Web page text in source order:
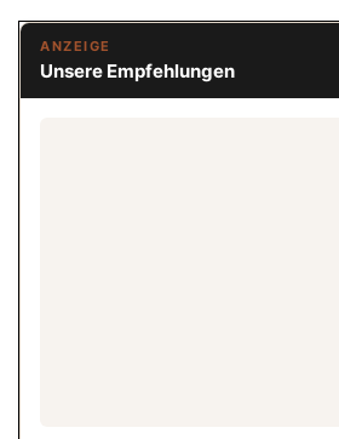
ANZEIGE
Unsere Empfehlungen